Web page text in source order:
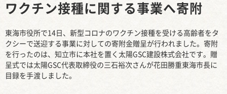
ワクチン接種に関する事業へ寄附
東海市役所で14日、新型コロナのワクチン接種を受ける高齢者をタ
クシーで送迎する事業に対しての寄附金贈呈が行われました。寄附
を行ったのは、知立市に本社を置く太陽GSC建設株式会社です。贈
呈式では太陽GSC代表取締役の三石裕次さんが花田勝重東海市長に
目録を手渡しました。